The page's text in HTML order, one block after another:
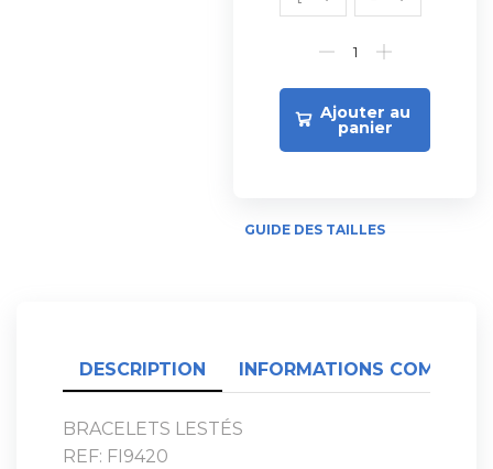
Ajouter au
panier
GUIDE DES TAILLES
DESCRIPTION INFORMATIONS
BRACELETS LESTÉS
REF: FI9420